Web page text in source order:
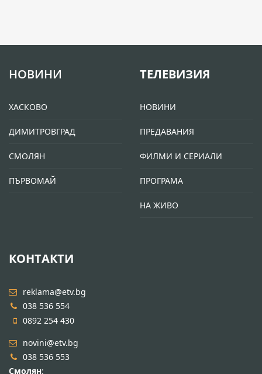
НОВИНИ
ХАСКОВО
ДИМИТРОВГРАД
СМОЛЯН
ПЪРВОМАЙ
ТЕЛЕВИЗИЯ
НОВИНИ
ПРЕДАВАНИЯ
ФИЛМИ И СЕРИАЛИ
ПРОГРАМА
НА ЖИВО
КОНТАКТИ
reklama@etv.bg
038 536 554
0892 254 430
novini@etv.bg
038 536 553
Смолян: